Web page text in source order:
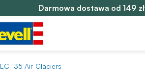
Darmowa dostawa od 149 zł
EC 135 Air-Glaciers